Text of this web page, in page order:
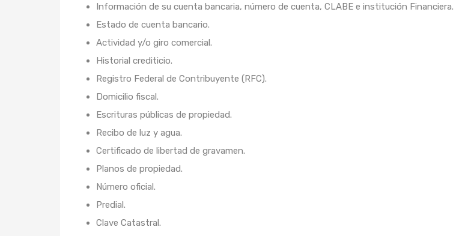
Información de su cuenta bancaria, número de cuenta, CLABE e institución Financiera.
Estado de cuenta bancario.
Actividad y/o giro comercial.
Historial crediticio.
Registro Federal de Contribuyente (RFC).
Domicilio fiscal.
Escrituras públicas de propiedad.
Recibo de luz y agua.
Certificado de libertad de gravamen.
Planos de propiedad.
Número oficial.
Predial.
Clave Catastral.